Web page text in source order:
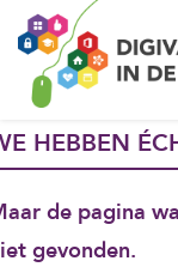
HEBBEN
de pagina
gevonden.